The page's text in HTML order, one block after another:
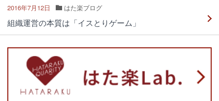
2016年7月12日 はた楽ブログ
組織運営の本質は「イスとりゲーム」